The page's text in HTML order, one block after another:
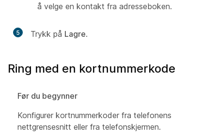
å velge en kontakt fra adresseboken.
5 Trykk på Lagre.
Ring med en kortnummerkode
Før du begynner
Konfigurer kortnummerkoder fra telefonens
nettgrensesnitt eller fra telefonskjermen.